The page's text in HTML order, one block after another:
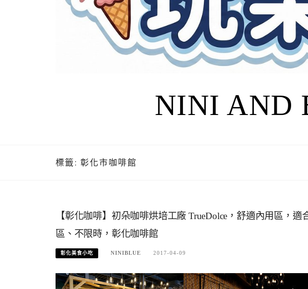
NINI AND
標籤: 彰化市咖啡館
【彰化咖啡】初朵咖啡烘培工廠 TrueDolce，舒適內用區，
區、不限時，彰化咖啡館
彰化美食小吃 NINIBLUE 2017-04-09